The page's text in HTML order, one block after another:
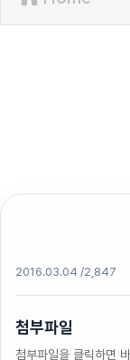
2016.03.04 /2,847
첨부파일
첨부파일을 클릭하면